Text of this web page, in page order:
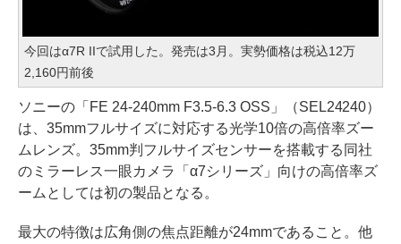
今回はα7R IIで試用した。発売は3月。実勢価格は税込12万
2,160円前後
ソニーの「FE 24-240mm F3.5-6.3 OSS」（SEL24240）
は、35mmフルサイズに対応する光学10倍の高倍率ズー
ムレンズ。35mm判フルサイズセンサーを搭載する同社
のミラーレス一眼カメラ「α7シリーズ」向けの高倍率ズ
ームとしては初の製品となる。
最大の特徴は広角側の焦点距離が24mmであること。他